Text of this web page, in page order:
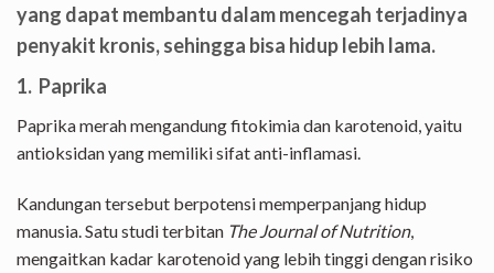
yang dapat membantu dalam mencegah terjadinya
penyakit kronis, sehingga bisa hidup lebih lama.
1. Paprika
Paprika merah mengandung fitokimia dan karotenoid, yaitu
antioksidan yang memiliki sifat anti-inflamasi.
Kandungan tersebut berpotensi memperpanjang hidup
manusia. Satu studi terbitan The Journal of Nutrition,
mengaitkan kadar karotenoid yang lebih tinggi dengan risiko